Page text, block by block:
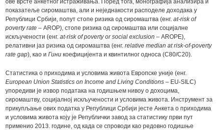
показатеље сиромаштва, али и неједнакости расподеле доходака у
Републици Србији, попут стопе ризика од сиромаштва (енг.at-risk of
poverty rate –AROP), стопе ризика од сиромаштва или социјалне
искључености (енг.at-risk of poverty or social exclusion –AROPE),
релативни јаз ризика од сиромаштва (енг.relative median at risk-of-poverty
rate gap), као иГиникоефицијента и квинтилног односа (С80/С20).
Статистика о приходима и условима живота Европске уније (енг.
European Union Statistics on Income and Living Conditions – EU-SILC)
упоредиви је извор података на годишњем нивоу о дохоцима,
сиромаштву, социјалној искључености и условима живота. Инструмент за
прикупљање ових податка у Републици Србији јесте Анкета о приходима
и условима живота коју је Републички завод за статистику први пут
применио 2013. године, од када се спроводи као редовно годишње